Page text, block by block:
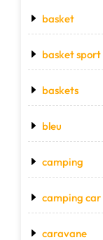
basket
basket sport
baskets
bleu
camping
camping car
caravane